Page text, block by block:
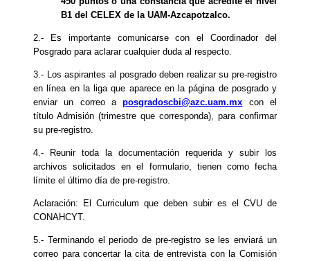
B1 del CELEX de la UAM-Azcapotzalco.
2.- Es importante comunicarse con el Coordinador del
Posgrado para aclarar cualquier duda al respecto.
3.- Los aspirantes al posgrado deben realizar su pre-registro
en línea en la liga que aparece en la página de posgrado y
enviar un correo aposgradoscbi@azc.uam.mx con el
título Admisión (trimestre que corresponda), para confirmar
su pre-registro.
4.- Reunir toda la documentación requerida y subir los
archivos solicitados en el formulario, tienen como fecha
límite el último día de pre-registro.
Aclaración: El Curriculum que deben subir es el CVU de
CONAHCYT.
5.- Terminando el periodo de pre-registro se les enviará un
correo para concertar la cita de entrevista con la Comisión